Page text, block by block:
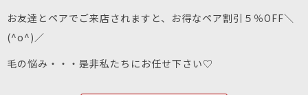
お友達とペアでご来店されますと、お得なペア割引５％OFF＼
(^o^)／
毛の悩み・・・是非私たちにお任せ下さい♡